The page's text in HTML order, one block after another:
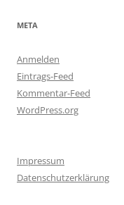
META
Anmelden
Eintrags-Feed
Kommentar-Feed
WordPress.org
Impressum
Datenschutzerklärung